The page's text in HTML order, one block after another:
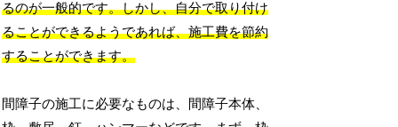
るのが一般的です。しかし、自分で取り付け
ることができるようであれば、施工費を節約
することができます。
間障子の施工に必要なものは、間障子本体、